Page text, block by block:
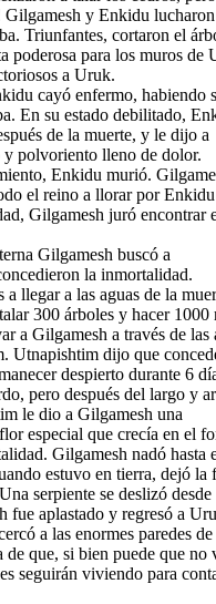
y Enkidu
Triunfantes, cortaron el
poderosa para los muros de
a Uruk.
cayó enfermo, habiendo
En su estado debilitado,
de la muerte, y le dijo a
polvoriento lleno de dolor.
Enkidu murió.
el reino a llorar por
Gilgamesh juró encontrar
Gilgamesh buscó a
la inmortalidad.
llegar a las aguas de la
300 árboles y hacer 1000
a Gilgamesh a través de las
Utnapishtim dijo que
despierto durante 6
pero después del largo y
le dio a Gilgamesh una
especial que crecía en el
Gilgamesh nadó hasta
estuvo en tierra, dejó la
serpiente se deslizó desde
fue aplastado y regresó a
a las enormes paredes
de que, si bien puede que no
seguirán viviendo para